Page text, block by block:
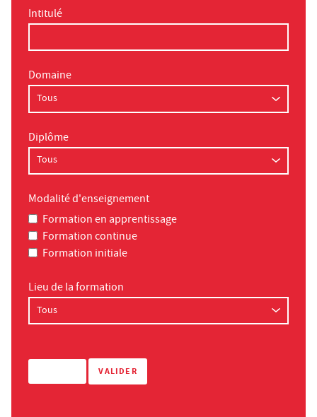
Intitulé
Domaine
Diplôme
Modalité d'enseignement
Formation en apprentissage
Formation continue
Formation initiale
Lieu de la formation